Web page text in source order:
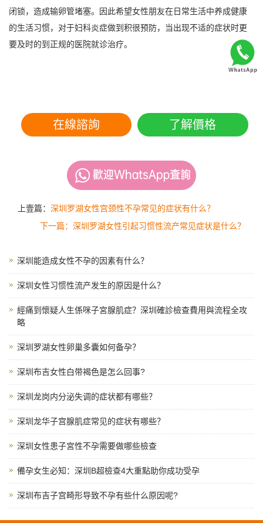
闭锁，造成输卵管堵塞。因此希望女性朋友在日常生活中养成健康
的生活习惯，对于妇科炎症做到积很预防，当出现不适的症状时更
要及时的到正规的医院就诊治疗。
在線諮詢 了解價格
上壹篇： 深圳罗湖女性宫颈性不孕常见的症状有什么？
下一篇：深圳罗湖女性引起习惯性流产常见症状是什么？
深圳能造成女性不孕的因素有什么？
深圳女性习惯性流产发生的原因是什么？
經痛到懷疑人生係咪子宮腺肌症？深圳確診檢查費用與流程全攻
略
深圳罗湖女性卵巢多囊如何备孕？
深圳布吉女性白带褐色是怎么回事?
深圳龙岗内分泌失调的症状都有哪些？
深圳龙华子宫腺肌症常见的症状有哪些？
深圳女性患子宮性不孕需要做哪些檢查
備孕女生必知：深圳B超檢查4大重點助你成功受孕
深圳布吉子宫畸形导致不孕有些什么原因呢?